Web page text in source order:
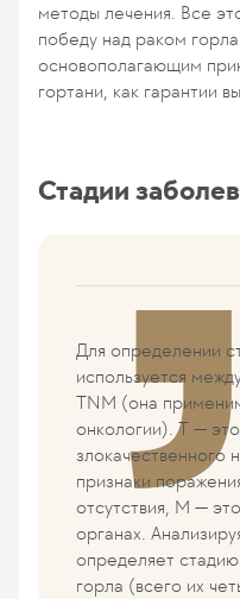
методы лечения. Все
победу над раком
основополагающим
гортани, как гарантии
Стадии
Для определении
используется
TNM (она
онкологии). T —
злокачественного
признаки
отсутствия, M —
органах.
определяет
горла (всего их